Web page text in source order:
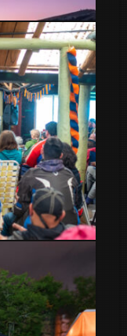
29 países y